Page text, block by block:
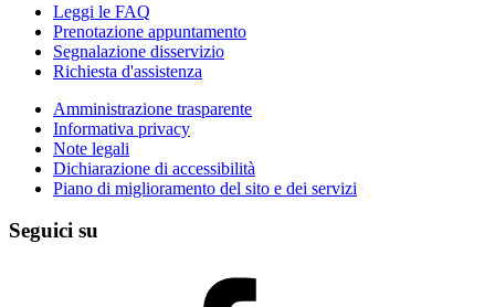
Leggi le FAQ
Prenotazione appuntamento
Segnalazione disservizio
Richiesta d'assistenza
Amministrazione trasparente
Informativa privacy
Note legali
Dichiarazione di accessibilità
Piano di miglioramento del sito e dei servizi
Seguici su